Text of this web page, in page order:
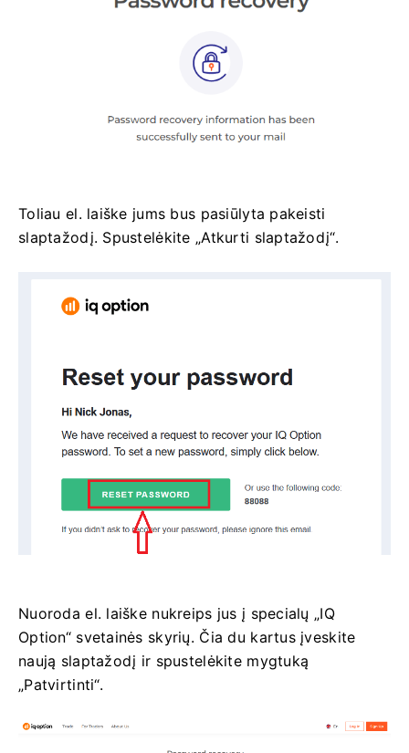
Toliau el. laiške jums bus pasiūlyta pakeisti
slaptažodį. Spustelėkite „Atkurti slaptažodį“.
Nuoroda el. laiške nukreips jus į specialų „IQ
Option“ svetainės skyrių. Čia du kartus įveskite
naują slaptažodį ir spustelėkite mygtuką
„Patvirtinti“.